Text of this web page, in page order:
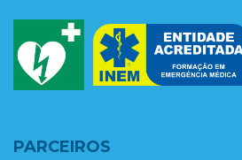
PARCEIROS